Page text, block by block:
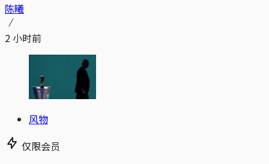
陈曦
2 小时前
风物
仅限会员